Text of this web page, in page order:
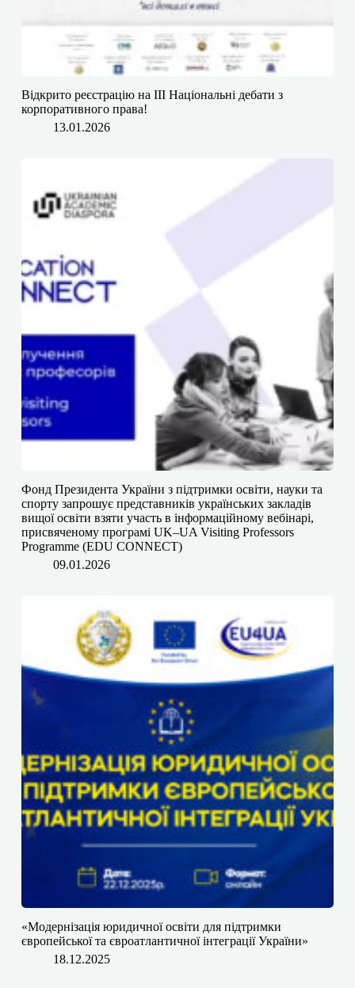
Відкрито реєстрацію на III Національні дебати з
корпоративного права!
13.01.2026
Фонд Президента України з підтримки освіти, науки та
спорту запрошує представників українських закладів
вищої освіти взяти участь в інформаційному вебінарі,
присвяченому програмі UK–UA Visiting Professors
Programme (EDU CONNECT)
09.01.2026
«Модернізація юридичної освіти для підтримки
європейської та євроатлантичної інтеграції України»
18.12.2025